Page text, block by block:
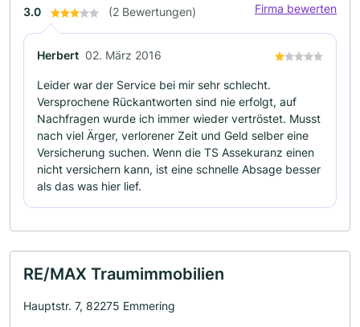
3.0 (2 Bewertungen) Firma bewerten
Herbert 02. März 2016
Leider war der Service bei mir sehr schlecht.
Versprochene Rückantworten sind nie erfolgt, auf
Nachfragen wurde ich immer wieder vertröstet. Musst
nach viel Ärger, verlorener Zeit und Geld selber eine
Versicherung suchen. Wenn die TS Assekuranz einen
nicht versichern kann, ist eine schnelle Absage besser
als das was hier lief.
RE/MAX Traumimmobilien
Hauptstr. 7, 82275 Emmering